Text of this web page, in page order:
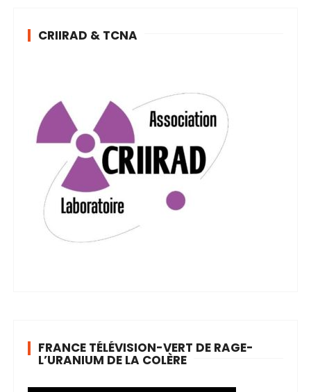
CRIIRAD & TCNA
FRANCE TÉLÉVISION-VERT DE RAGE-
L’URANIUM DE LA COLÈRE